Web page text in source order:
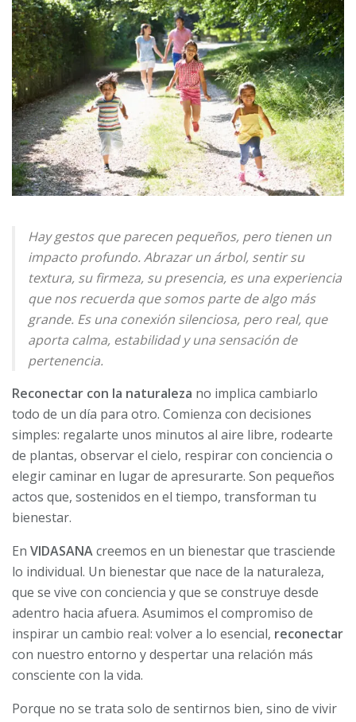
Hay gestos que parecen pequeños, pero tienen un
impacto profundo. Abrazar un árbol, sentir su
textura, su firmeza, su presencia, es una experiencia
que nos recuerda que somos parte de algo más
grande. Es una conexión silenciosa, pero real, que
aporta calma, estabilidad y una sensación de
pertenencia.
Reconectar con la naturaleza no implica cambiarlo
todo de un día para otro. Comienza con decisiones
simples: regalarte unos minutos al aire libre, rodearte
de plantas, observar el cielo, respirar con conciencia o
elegir caminar en lugar de apresurarte. Son pequeños
actos que, sostenidos en el tiempo, transforman tu
bienestar.
En VIDASANAcreemos en un bienestar que trasciende
lo individual. Un bienestar que nace de la naturaleza,
que se vive con conciencia y que se construye desde
adentro hacia afuera. Asumimos el compromiso de
inspirar un cambio real: volver a lo esencial, reconectar
con nuestro entorno y despertar una relación más
consciente con la vida.
Porque no se trata solo de sentirnos bien, sino de vivir